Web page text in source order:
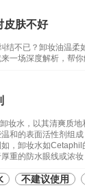
皮肤不好
结不已？卸妆油温柔
一场深度解析，帮
妆水，以其清爽质
和的表面活性剂组
，卸妆水如Cetaphil
重的防水眼线或浓妆
不建议使用